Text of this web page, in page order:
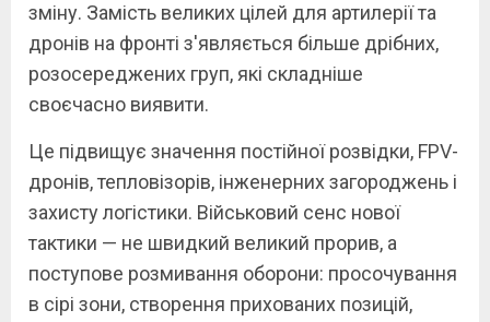
зміну. Замість великих цілей для артилерії та
дронів на фронті з'являється більше дрібних,
розосереджених груп, які складніше
своєчасно виявити.
Це підвищує значення постійної розвідки, FPV-
дронів, тепловізорів, інженерних загороджень і
захисту логістики. Військовий сенс нової
тактики — не швидкий великий прорив, а
поступове розмивання оборони: просочування
в сірі зони, створення прихованих позицій,